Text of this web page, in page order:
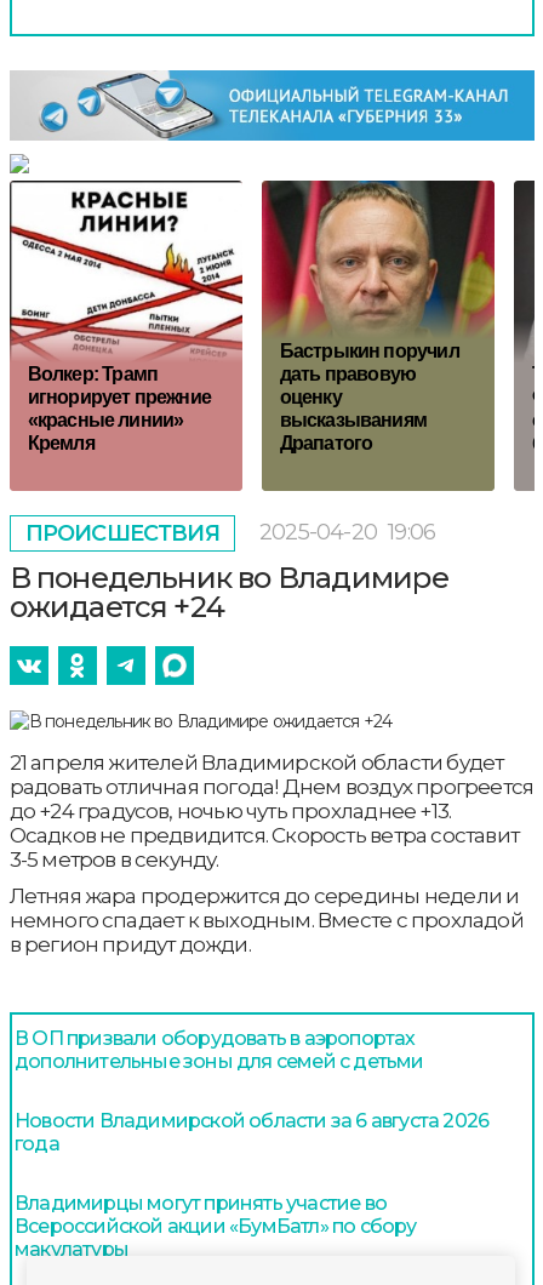
Волкер: Трамп
игнорирует прежние
«красные линии»
Кремля
Бастрыкин поручил
дать правовую
оценку
высказываниям
Драпатого
ПРОИСШЕСТВИЯ 2025-04-20 19:06
В понедельник во Владимире
ожидается +24
21 апреля жителей Владимирской области будет
радовать отличная погода! Днем воздух прогреется
до +24 градусов, ночью чуть прохладнее +13.
Осадков не предвидится. Скорость ветра составит
3-5 метров в секунду.
Летняя жара продержится до середины недели и
немного спадает к выходным. Вместе с прохладой
в регион придут дожди.
В ОП призвали оборудовать в аэропортах
дополнительные зоны для семей с детьми
Новости Владимирской области за 6 августа 2026
года
Владимирцы могут принять участие во
Всероссийской акции «БумБатл» по сбору
макулатуры